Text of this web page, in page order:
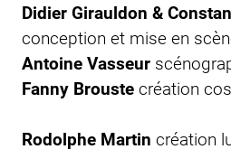
Didier Girauldon &
conception et mise en
Antoine Vasseur
Fanny Brouste
Rodolphe Martin